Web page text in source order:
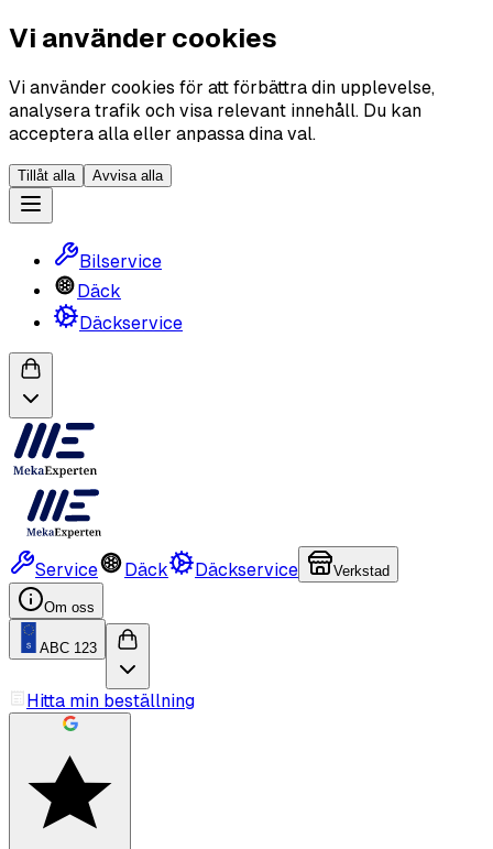
Vi använder cookies
Vi använder cookies för att förbättra din upplevelse,
analysera trafik och visa relevant innehåll. Du kan
acceptera alla eller anpassa dina val.
Tillåt alla Avvisa alla
Bilservice
Däck
Däckservice
Service Däck Däckservice Verkstad
Om oss
ABC 123
Hitta min beställning